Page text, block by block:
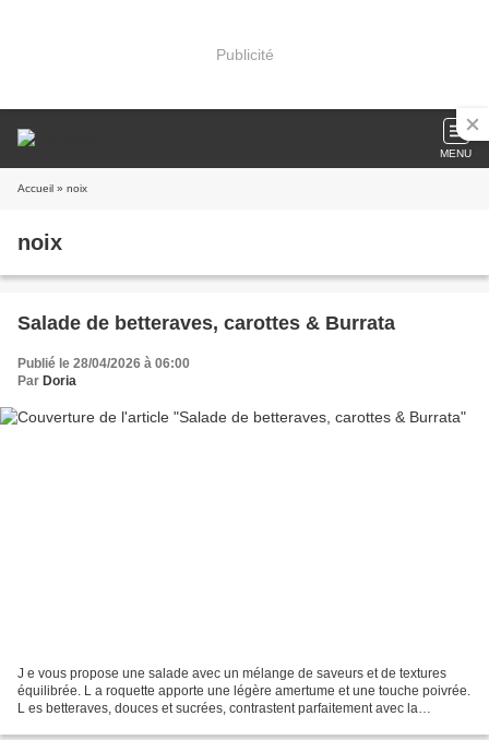
Publicité
MENU
Accueil » noix
noix
Salade de betteraves, carottes & Burrata
Publié le 28/04/2026 à 06:00
Par Doria
J e vous propose une salade avec un mélange de saveurs et de textures
équilibrée. L a roquette apporte une légère amertume et une touche poivrée.
L es betteraves, douces et sucrées, contrastent parfaitement avec la